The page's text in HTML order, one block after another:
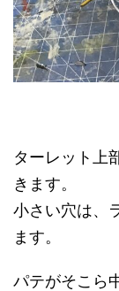
ターレット上
きます。
小さい穴は、
ます。
パテがそこら